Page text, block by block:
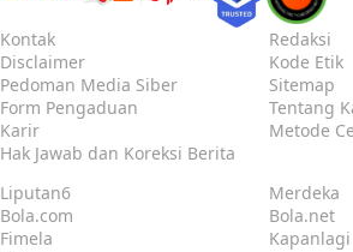
Kontak
Redaksi
Disclaimer
Kode Etik
Pedoman Media Siber
Sitemap
Form Pengaduan
Tentang
Karir
Metode
Hak Jawab dan Koreksi Berita
Liputan6
Merdeka
Bola.com
Bola.net
Fimela
Kapanlagi